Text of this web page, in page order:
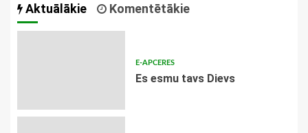
Aktuālākie Komentētākie
E-APCERES
Es esmu tavs Dievs